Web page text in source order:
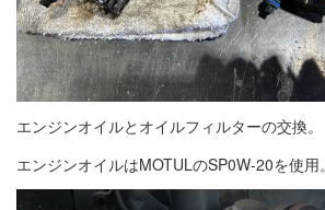
エンジンオイルとオイルフィルターの交換。
エンジンオイルはMOTULのSP0W-20を使用。